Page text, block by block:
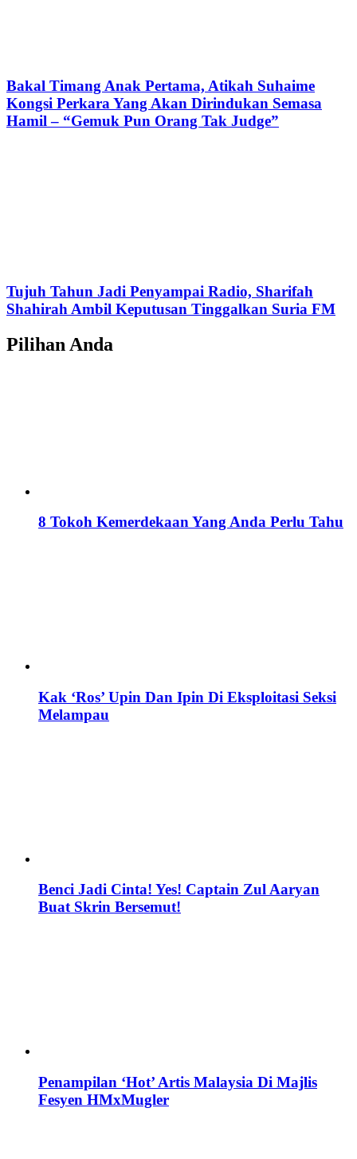
Bakal Timang Anak Pertama, Atikah Suhaime
Kongsi Perkara Yang Akan Dirindukan Semasa
Hamil – “Gemuk Pun Orang Tak Judge”
Tujuh Tahun Jadi Penyampai Radio, Sharifah
Shahirah Ambil Keputusan Tinggalkan Suria FM
Pilihan Anda
8 Tokoh Kemerdekaan Yang Anda Perlu Tahu
Kak ‘Ros’ Upin Dan Ipin Di Eksploitasi Seksi
Melampau
Benci Jadi Cinta! Yes! Captain Zul Aaryan
Buat Skrin Bersemut!
Penampilan ‘Hot’ Artis Malaysia Di Majlis
Fesyen HMxMugler